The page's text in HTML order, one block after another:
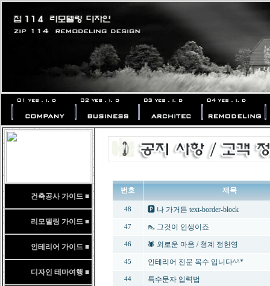
건축공사 가이드 ■
리모델링 가이드 ■
인테리어 가이드 ■
디자인 테마여행 ■
번호 제목
48 🅿️ 나 가거든 text-border-block
47 👠 그것이 인생이죠
46 🕷️ 외로운 마음 / 청계 정헌영
45 인테리어 전문 목수 입니다^^*
44 특수문자 입력법